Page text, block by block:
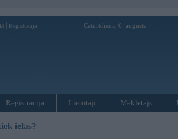
Reģistrācija Ceturtdiena, 6. augusts
Reģistrācija Lietotāji Meklētājs
ielās?